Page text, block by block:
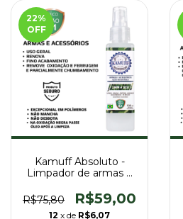
22%
OFF
Kamuff Absoluto -
Limpador de armas e
120ml
R$75,80 R$59,00
12 x de R$6,07